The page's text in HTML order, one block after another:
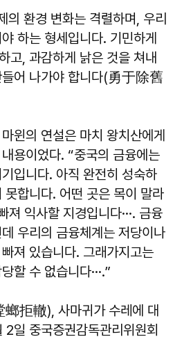
의 환경 변화는 격렬하며, 우리
하는 형세입니다. 기민하게
고, 과감하게 낡은 것을 쳐내
들어 나가야 합니다(勇于除舊
윈의 연설은 마치 왕치산에게
용이었다. “중국의 금융에는
입니다. 아직 완전히 성숙하
못합니다. 어떤 곳은 목이 말라
익사할 지경입니다···. 금융
우리의 금융체계는 저당이나
져 있습니다. 그래가지고는
할 수 없습니다···.”
螂拒轍), 사마귀가 수레에 대
2일 중국증권감독관리위원회